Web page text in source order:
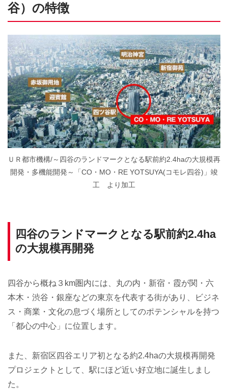
谷）の特徴
ＵＲ都市機構/～四谷のランドマークとなる駅前約2.4haの大規模再
開発・多機能開発～「CO・MO・RE YOTSUYA(コモレ四谷)」竣
工 より加工
四谷のランドマークとなる駅前約2.4ha
の大規模再開発
四谷から概ね３km圏内には、丸の内・新宿・霞が関・六
本木・渋谷・銀座などの東京を代表する街があり、ビジネ
ス・商業・文化の息づく場所としてのポテンシャルを持つ
「都心の中心」に位置します。
また、新宿区四谷エリア初となる約2.4haの大規模再開発
プロジェクトとして、駅にほど近い好立地に誕生しまし
た。